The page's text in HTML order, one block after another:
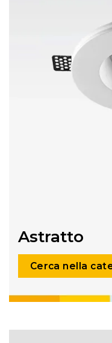
Astratto
Cerca nella